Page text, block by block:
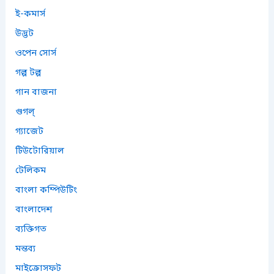
ই-কমার্স
উদ্ভট
ওপেন সোর্স
গল্প টল্প
গান বাজনা
গুগল্
গ্যাজেট
টিউটোরিয়াল
টেলিকম
বাংলা কম্পিউটিং
বাংলাদেশ
ব্যক্তিগত
মন্তব্য
মাইক্রোসফট